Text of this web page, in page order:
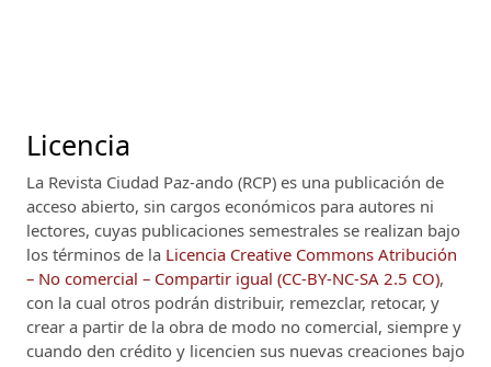
Licencia
La Revista Ciudad Paz-ando (RCP) es una publicación de
acceso abierto, sin cargos económicos para autores ni
lectores, cuyas publicaciones semestrales se realizan bajo
los términos de la Licencia Creative Commons Atribución
– No comercial – Compartir igual (CC-BY-NC-SA 2.5 CO),
con la cual otros podrán distribuir, remezclar, retocar, y
crear a partir de la obra de modo no comercial, siempre y
cuando den crédito y licencien sus nuevas creaciones bajo